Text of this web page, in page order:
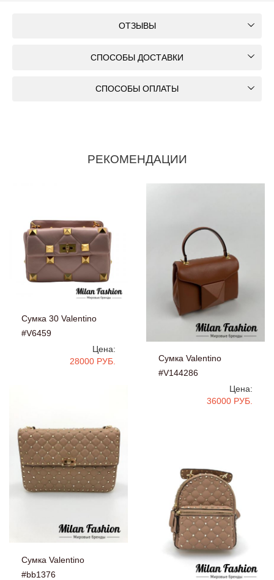
ОТЗЫВЫ
СПОСОБЫ ДОСТАВКИ
СПОСОБЫ ОПЛАТЫ
РЕКОМЕНДАЦИИ
Сумка 30 Valentino
#V6459
Цена:
28000 РУБ.
Сумка Valentino
#V144286
Цена:
36000 РУБ.
Сумка Valentino
#bb1376